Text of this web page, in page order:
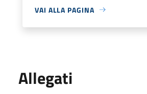
VAI ALLA PAGINA
Allegati